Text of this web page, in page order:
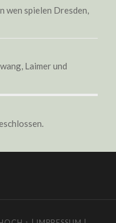
wen spielen Dresden,
Laimer und